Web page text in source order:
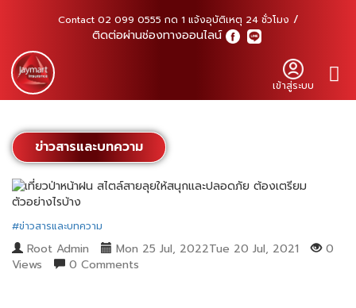
Contact 02 099 0555 กด 1 แจ้งอุบัติเหตุ 24 ชั่วโมง
ติดต่อผ่านช่องทางออนไลน์
เข้าสู่ระบบ
ข่าวสารและบทความ
#ข่าวสารและบทความ
Root Admin Mon 25 Jul, 2022Tue 20 Jul, 2021
0
Views
0 Comments